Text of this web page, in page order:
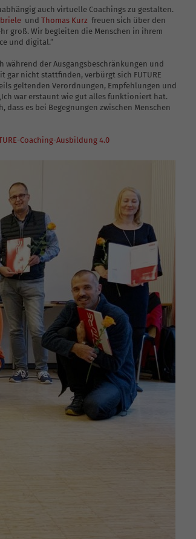
auch virtuelle Coachings zu gestalten.
und Thomas Kurz freuen sich über den
groß. Wir begleiten die Menschen in ihrem
und digital.“
der Ausgangsbeschränkungen und
nicht stattfinden, verbürgt sich FUTURE
geltenden Verordnungen, Empfehlungen und
war erstaunt wie gut alles funktioniert hat.
es bei Begegnungen zwischen Menschen
Coaching-Ausbildung 4.0